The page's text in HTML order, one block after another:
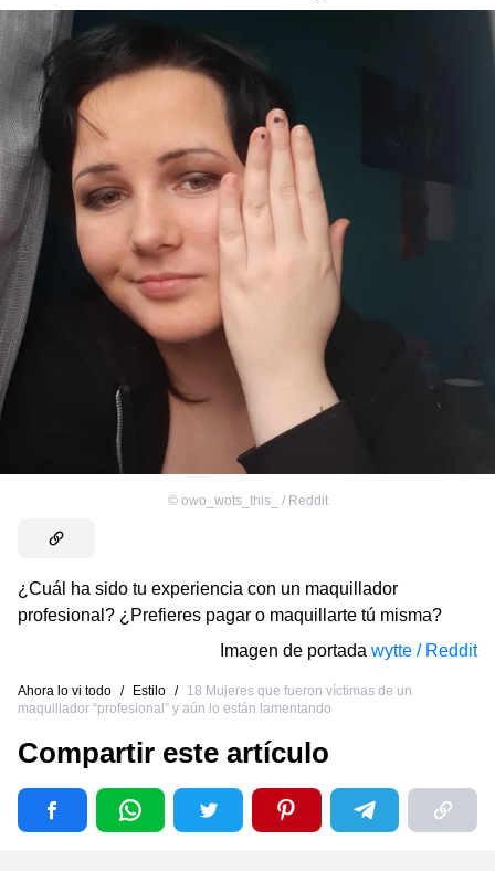
© owo_wots_this_ / Reddit
¿Cuál ha sido tu experiencia con un maquillador
profesional? ¿Prefieres pagar o maquillarte tú misma?
Imagen de portada wytte / Reddit
Ahora lo vi todo / Estilo /
18 Mujeres que fueron víctimas de un
maquillador “profesional” y aún lo están lamentando
Compartir este artículo